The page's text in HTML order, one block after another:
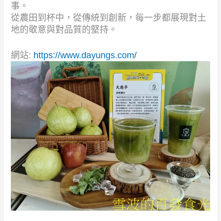
事。
從農田到杯中，從傳統到創新，每一步都展現對土
地的敬意與對品質的堅持。
網站: https://www.dayungs.com/